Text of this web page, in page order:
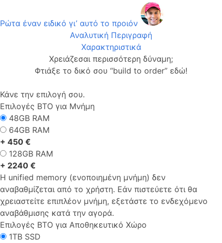
Ρώτα έναν ειδικό γι’ αυτό το προιόν
Αναλυτική Περιγραφή
Χαρακτηριστικά
Χρειάζεσαι περισσότερη δύναμη;
Φτιάξε το δικό σου “build to order” εδώ!
Κάνε την επιλογή σου.
Επιλογές ΒΤΟ για Μνήμη
48GB RAM
64GB RAM
+ 450 €
128GB RAM
+ 2240 €
Η unified memory (ενοποιημένη μνήμη) δεν
αναβαθμίζεται από το χρήστη. Εάν πιστεύετε ότι θα
χρειαστείτε επιπλέον μνήμη, εξετάστε το ενδεχόμενο
αναβάθμισης κατά την αγορά.
Επιλογές ΒΤΟ για Αποθηκευτικό Χώρο
1TB SSD